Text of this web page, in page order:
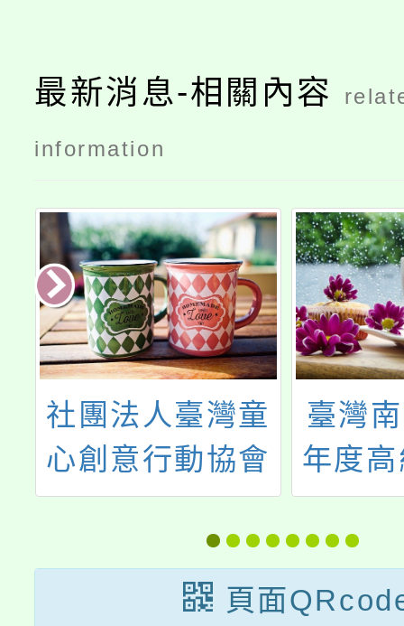
最新消息-相關內容
information
社團法人臺灣童
心創意行動協會
辦理《翻轉「無
動力」世代 找回
孩子的學習自
臺灣
年度
校音
生甄
分發
頁面